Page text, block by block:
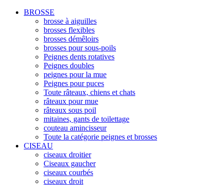
BROSSE
brosse à aiguilles
brosses flexibles
brosses démêloirs
brosses pour sous-poils
Peignes dents rotatives
Peignes doubles
peignes pour la mue
Peignes pour puces
Toute râteaux, chiens et chats
râteaux pour mue
râteaux sous poil
mitaines, gants de toilettage
couteau amincisseur
Toute la catégorie peignes et brosses
CISEAU
ciseaux droitier
Ciseaux gaucher
ciseaux courbés
ciseaux droit